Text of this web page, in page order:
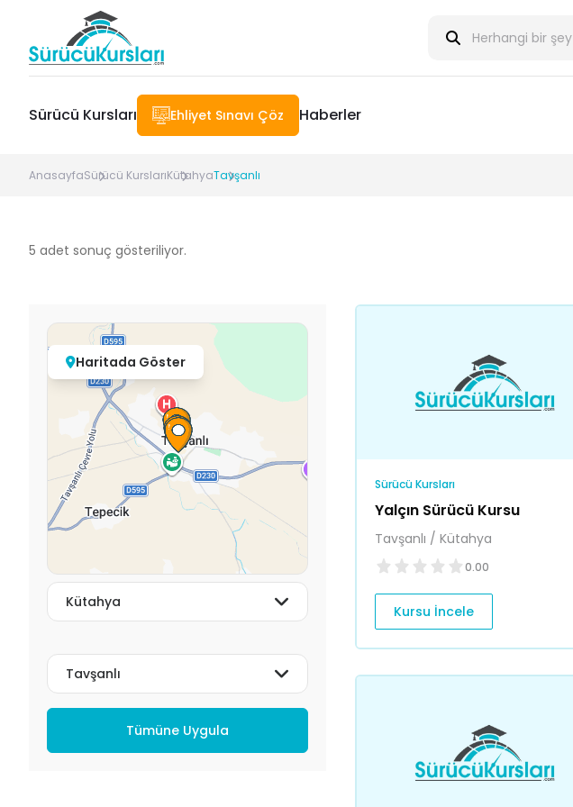
Sürücü Kursları Ehliyet Sınavı Çöz Haberler
AnasayfaSürücü KurslarıKütahyaTavşanlı
5 adet sonuç gösteriliyor.
Haritada Göster
Tümüne Uygula
Sürücü Kursları
Yalçın Sürücü Kursu
Tavşanlı / Kütahya
0.00
Kursu İncele